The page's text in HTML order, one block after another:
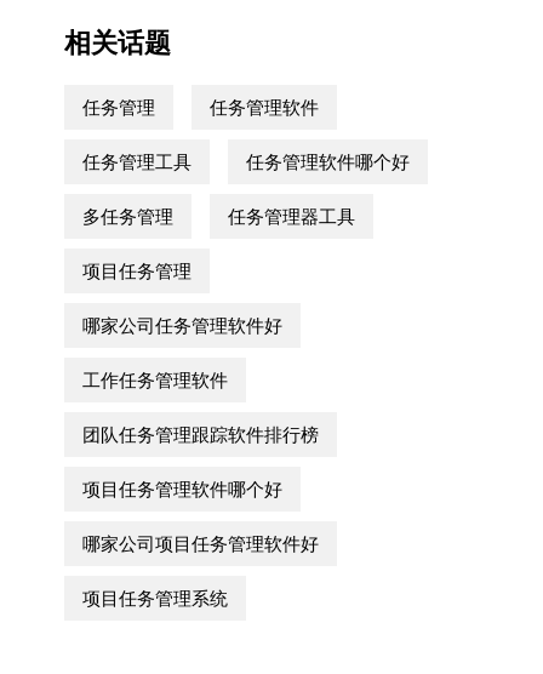
相关话题
任务管理 任务管理软件
任务管理工具 任务管理软件哪个好
多任务管理 任务管理器工具
项目任务管理
哪家公司任务管理软件好
工作任务管理软件
团队任务管理跟踪软件排行榜
项目任务管理软件哪个好
哪家公司项目任务管理软件好
项目任务管理系统